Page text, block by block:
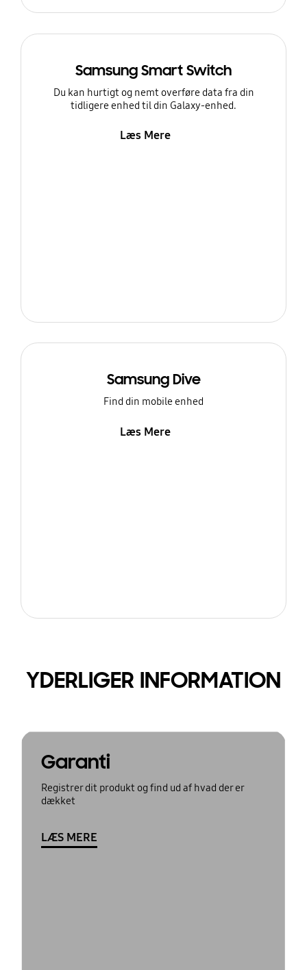
Samsung Smart Switch
Du kan hurtigt og nemt overføre data fra din
tidligere enhed til din Galaxy-enhed.
Læs Mere
Samsung Dive
Find din mobile enhed
Læs Mere
YDERLIGER INFORMATION
Garanti
Registrer dit produkt og find ud af hvad der er
dækket
LÆS MERE